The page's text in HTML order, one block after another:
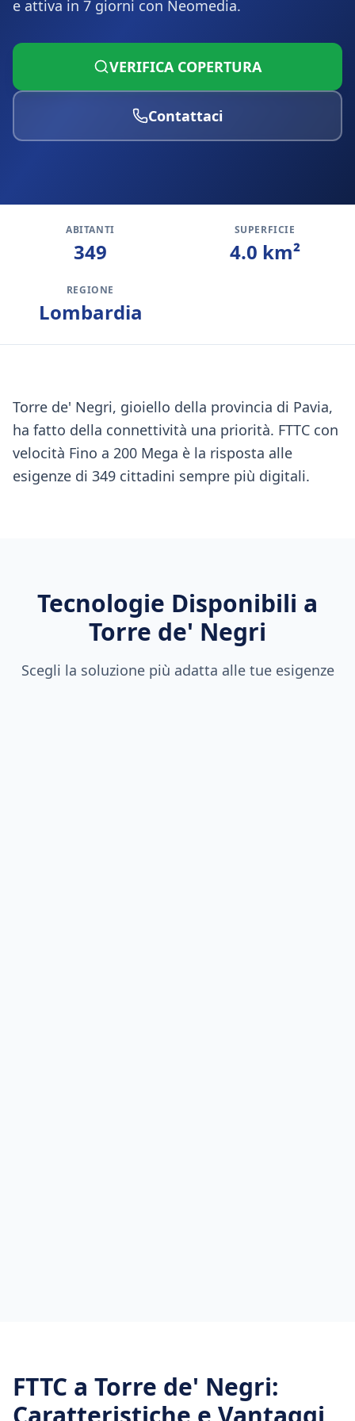
e attiva in 7 giorni con Neomedia.
VERIFICA COPERTURA
Contattaci
ABITANTI
349
SUPERFICIE
4.0 km²
REGIONE
Lombardia
Torre de' Negri, gioiello della provincia di Pavia,
ha fatto della connettività una priorità. FTTC con
velocità Fino a 200 Mega è la risposta alle
esigenze di 349 cittadini sempre più digitali.
Tecnologie Disponibili a
Torre de' Negri
Scegli la soluzione più adatta alle tue esigenze
FTTC a Torre de' Negri: